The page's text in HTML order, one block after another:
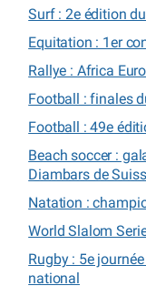
Surf : 2e édition
Equitation : 1er
Rallye : Africa
Football : finales
Football : 49e
Beach soccer :
Diambars de
Natation :
World Slalom
Rugby : 5e
national